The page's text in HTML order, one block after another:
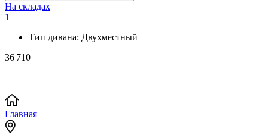
На складах
1
Тип дивана: Двухместный
36 710
Главная